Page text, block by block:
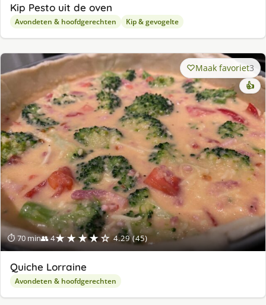
Kip Pesto uit de oven
Avondeten & hoofdgerechten Kip & gevogelte
⏱ 70 min👥 4★★★★☆ 4.29 (45)
Maak favoriet3
👍
Quiche Lorraine
Avondeten & hoofdgerechten